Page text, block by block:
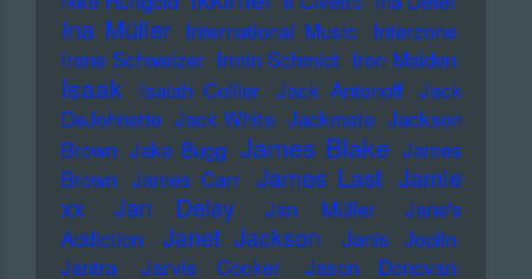
Ina Müller International Music Interzone
Irene Schweizer Irmin Schmidt Iron Maiden
Isaak Isaiah Collier Jack Antonoff Jack
DeJohnette Jack White Jackmate Jackson
Brown Jake Bugg James Blake James
Brown James Carr James Last Jamie
xx
Jan Delay Jan Müller
Jane's
Addiction
Janet Jackson
Janis Joplin
Jantra
Jarvis Cocker
Jason Donovan